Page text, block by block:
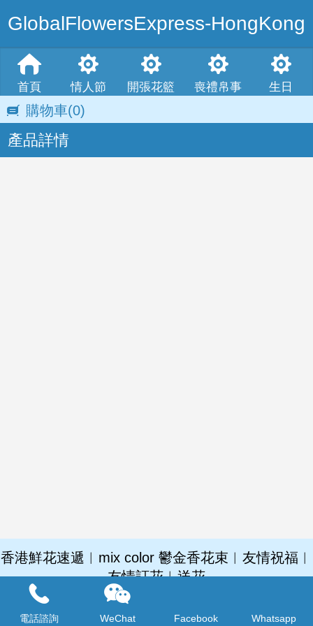
GlobalFlowersExpress-HongKong
首頁 情人節 開張花籃 喪禮帛事 生日
購物車(0)
產品詳情
香港鮮花速遞︱mix color 鬱金香花束︱友情祝福︱
友情訂花︱送花
購買數量：
電話諮詢 WeChat Facebook Whatsapp